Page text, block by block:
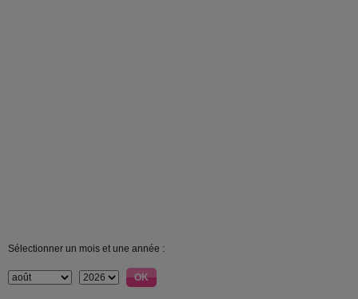
Sélectionner un mois et une année :